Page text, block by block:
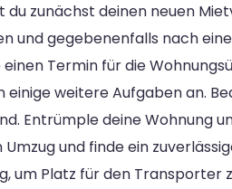
du zunächst deinen neuen
und gegebenenfalls nach
Termin für die
einige weitere Aufgaben an.
Entrümple deine
und finde ein
um Platz für den